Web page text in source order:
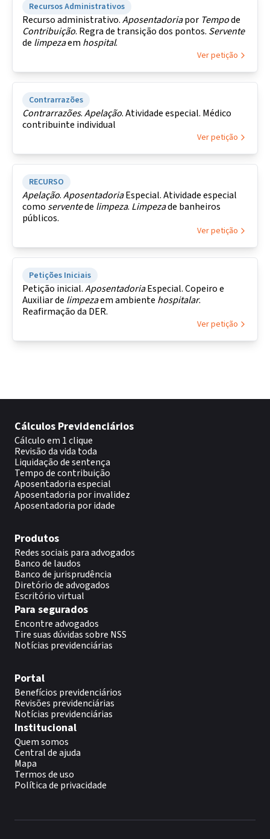
Recursos Administrativos
Recurso administrativo.Aposentadoriapor Tempode
Contribuição. Regra de transição dos pontos. Servente
de limpezaem hospital.
Ver petição
Contrarrazões
Contrarrazões.Apelação. Atividade especial. Médico
contribuinte individual
Ver petição
RECURSO
Apelação.AposentadoriaEspecial. Atividade especial
como serventede limpeza. Limpezade banheiros
públicos.
Ver petição
Petições Iniciais
Petição inicial.AposentadoriaEspecial. Copeiro e
Auxiliar de limpezaem ambiente hospitalar.
Reafirmação da DER.
Ver petição
Cálculos Previdenciários
Cálculo em 1 clique
Revisão da vida toda
Liquidação de sentença
Tempo de contribuição
Aposentadoria especial
Aposentadoria por invalidez
Aposentadoria por idade
Produtos
Redes sociais para advogados
Banco de laudos
Banco de jurisprudência
Diretório de advogados
Escritório virtual
Para segurados
Encontre advogados
Tire suas dúvidas sobre NSS
Notícias previdenciárias
Portal
Benefícios previdenciários
Revisões previdenciárias
Notícias previdenciárias
Institucional
Quem somos
Central de ajuda
Mapa
Termos de uso
Política de privacidade